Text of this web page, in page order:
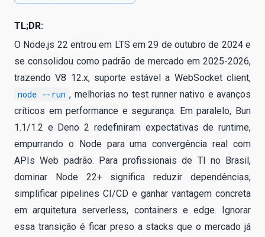
TL;DR:
O Node.js 22 entrou em LTS em 29 de outubro de 2024 e
se consolidou como padrão de mercado em 2025-2026,
trazendo V8 12.x, suporte estável a WebSocket client,
node --run , melhorias no test runner nativo e avanços
críticos em performance e segurança. Em paralelo, Bun
1.1/1.2 e Deno 2 redefiniram expectativas de runtime,
empurrando o Node para uma convergência real com
APIs Web padrão. Para profissionais de TI no Brasil,
dominar Node 22+ significa reduzir dependências,
simplificar pipelines CI/CD e ganhar vantagem concreta
em arquitetura serverless, containers e edge. Ignorar
essa transição é ficar preso a stacks que o mercado já